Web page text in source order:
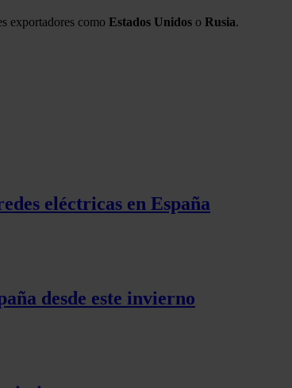
exportadores como Estados Unidos o Rusia.
eléctricas en España
desde este invierno